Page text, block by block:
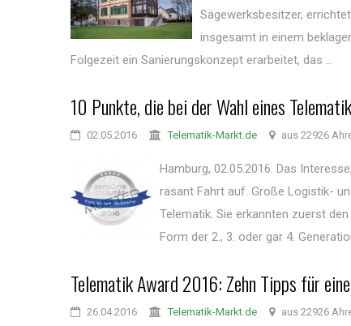
Sägewerksbesitzer,
insgesamt in einem
Folgezeit ein Sanierungskonzept erarbeitet, das ...
10 Punkte, die bei der Wahl eines
02.05.2016 Telematik-Markt.de aus 22926
Hamburg, 02.05.2016. Das
rasant Fahrt auf. Große Logistik-
Telematik. Sie erkannten zuerst
Form der 2., 3. oder gar 4.
Telematik Award 2016: Zehn Tipps für
26.04.2016 Telematik-Markt.de aus 22926